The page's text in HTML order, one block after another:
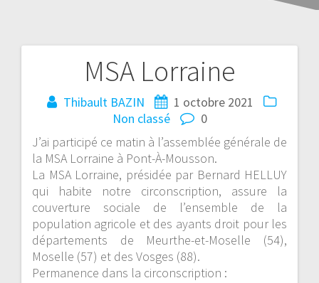
MSA Lorraine
Thibault BAZIN
1 octobre 2021
Non classé
0
J’ai participé ce matin à l’assemblée générale de
la MSA Lorraine à Pont-À-Mousson.
La MSA Lorraine, présidée par Bernard HELLUY
qui habite notre circonscription, assure la
couverture sociale de l’ensemble de la
population agricole et des ayants droit pour les
départements de Meurthe-et-Moselle (54),
Moselle (57) et des Vosges (88).
Permanence dans la circonscription :